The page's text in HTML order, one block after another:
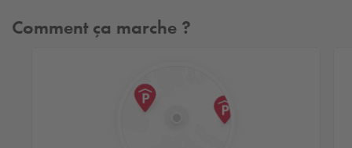
Comment ça marche ?